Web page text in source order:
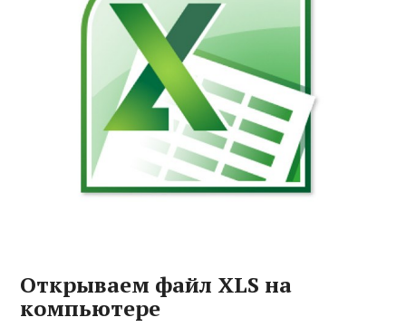
Открываем файл XLS на
компьютере